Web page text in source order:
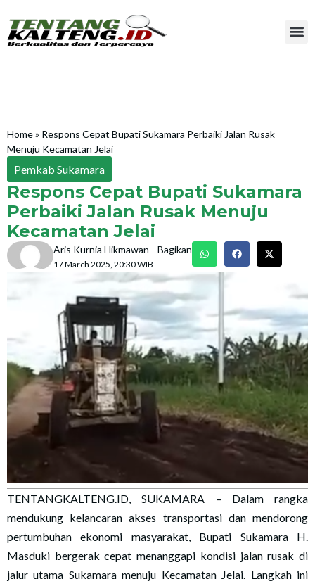
Home» Respons Cepat Bupati Sukamara Perbaiki Jalan Rusak
Menuju Kecamatan Jelai
Pemkab Sukamara
Respons Cepat Bupati Sukamara
Perbaiki Jalan Rusak Menuju
Kecamatan Jelai
Aris Kurnia Hikmawan
17 March 2025, 20:30 WIB
Bagikan
TENTANGKALTENG.ID, SUKAMARA – Dalam rangka
mendukung kelancaran akses transportasi dan mendorong
pertumbuhan ekonomi masyarakat, Bupati Sukamara H.
Masduki bergerak cepat menanggapi kondisi jalan rusak di
jalur utama Sukamara menuju Kecamatan Jelai. Langkah ini